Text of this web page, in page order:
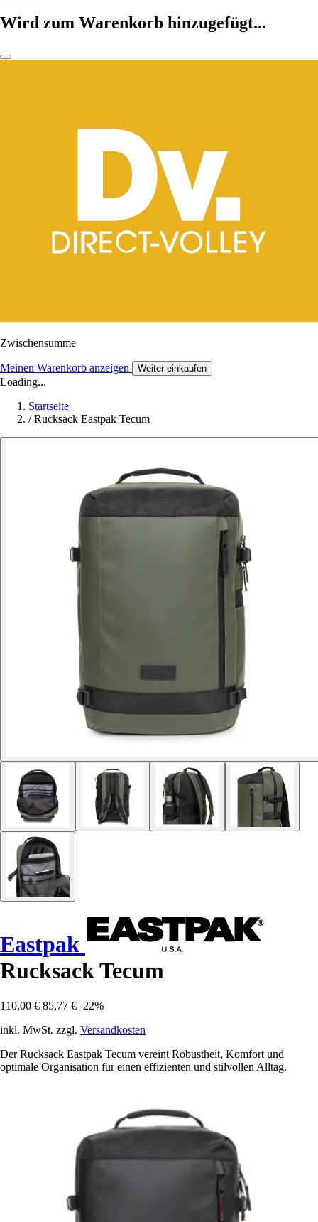
Wird zum Warenkorb hinzugefügt...
Zwischensumme
Meinen Warenkorb anzeigen Weiter einkaufen
Loading...
Startseite
/ Rucksack Eastpak Tecum
Eastpak
Rucksack Tecum
110,00 € 85,77 € -22%
inkl. MwSt. zzgl. Versandkosten
Der Rucksack Eastpak Tecum vereint Robustheit, Komfort und
optimale Organisation für einen effizienten und stilvollen Alltag.